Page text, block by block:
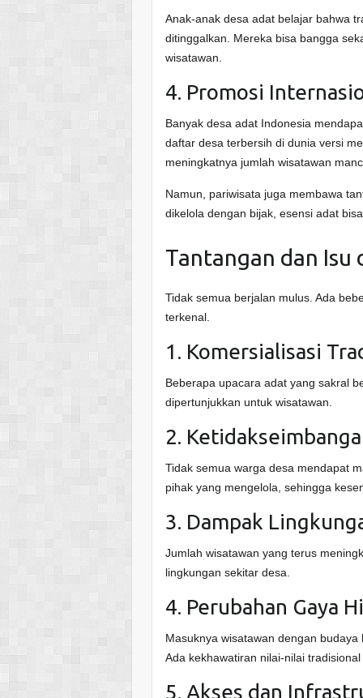
Anak-anak desa adat belajar bahwa
ditinggalkan. Mereka bisa bangga
wisatawan.
4. Promosi
Banyak desa adat Indonesia
daftar desa terbersih di dunia versi
meningkatnya jumlah wisatawan
Namun, pariwisata juga membawa
dikelola dengan bijak, esensi adat
Tantangan dan Isu
Tidak semua berjalan mulus. Ada
terkenal.
1. Komersialisasi
Beberapa upacara adat yang sakral
dipertunjukkan untuk wisatawan.
2.
Tidak semua warga desa mendapat
pihak yang mengelola, sehingga
3. Dampak
Jumlah wisatawan yang terus
lingkungan sekitar desa.
4. Perubahan Gaya
Masuknya wisatawan dengan
Ada kekhawatiran nilai-nilai
5. Akses dan